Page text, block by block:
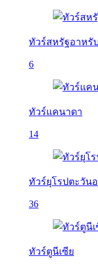
ทัวร์สหรัฐอาหรั
6
ทัวร์แคนาดา
14
ทัวร์ยุโรปตะวัน
36
ทัวร์ตูนีเซีย